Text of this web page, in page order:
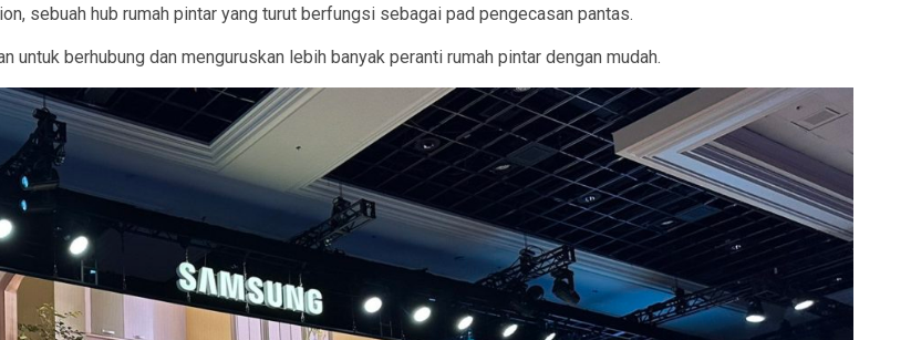
sebuah hub rumah pintar yang turut berfungsi sebagai pad pengecasan pantas.
berhubung dan menguruskan lebih banyak peranti rumah pintar dengan mudah.